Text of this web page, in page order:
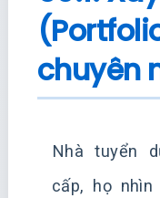
chuyên
Nhà tuyển
cấp, họ